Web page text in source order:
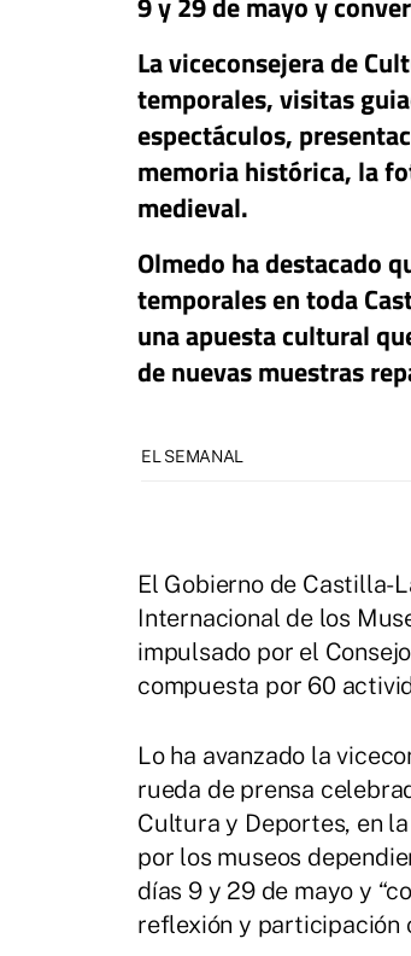
La viceconsejera de
temporales, visitas
espectáculos,
memoria histórica, la
medieval.
Olmedo ha destacado
temporales en toda
una apuesta cultural
de nuevas muestras
EL SEMANAL
El Gobierno de Castilla-
Internacional de los
impulsado por el
compuesta por 60
Lo ha avanzado la
rueda de prensa
Cultura y Deportes, en
por los museos
días 9 y 29 de mayo y
reflexión y participación